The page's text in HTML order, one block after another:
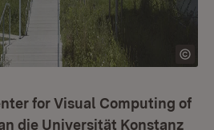
for Visual Computing of
die Universität Konstanz